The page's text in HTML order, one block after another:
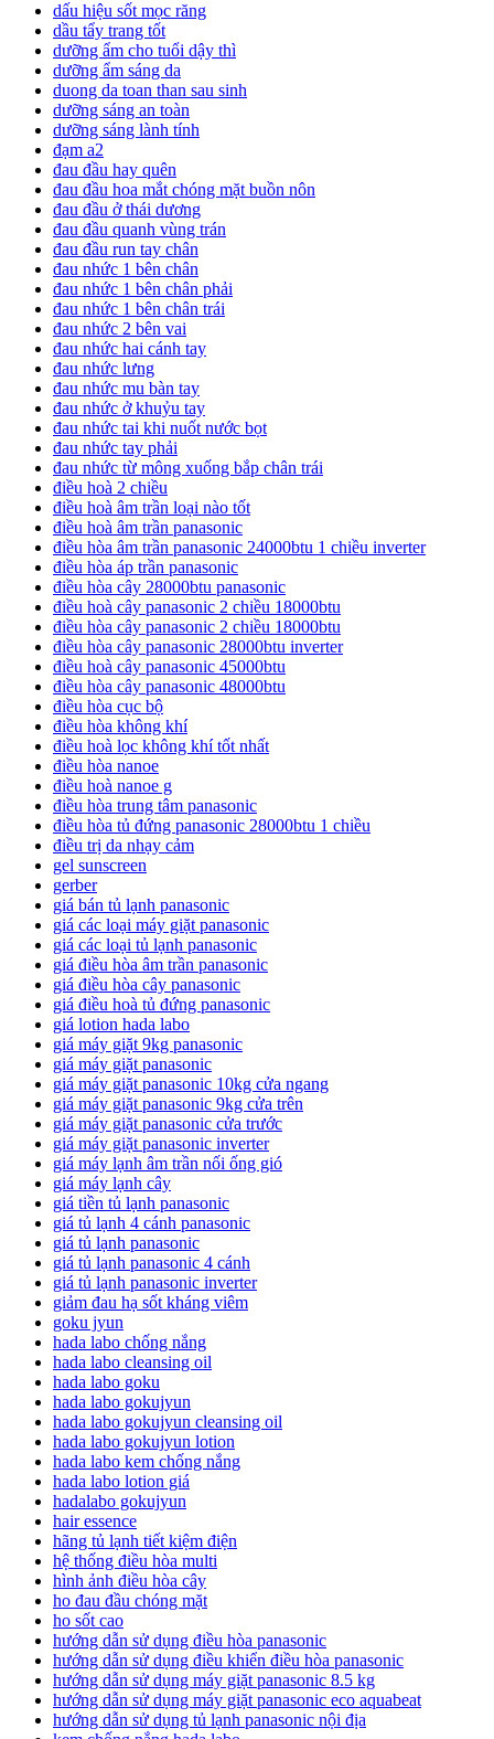
dấu hiệu sốt mọc răng
dầu tẩy trang tốt
dưỡng ẩm cho tuổi dậy thì
dưỡng ẩm sáng da
duong da toan than sau sinh
dưỡng sáng an toàn
dưỡng sáng lành tính
đạm a2
đau đầu hay quên
đau đầu hoa mắt chóng mặt buồn nôn
đau đầu ở thái dương
đau đầu quanh vùng trán
đau đầu run tay chân
đau nhức 1 bên chân
đau nhức 1 bên chân phải
đau nhức 1 bên chân trái
đau nhức 2 bên vai
đau nhức hai cánh tay
đau nhức lưng
đau nhức mu bàn tay
đau nhức ở khuỷu tay
đau nhức tai khi nuốt nước bọt
đau nhức tay phải
đau nhức từ mông xuống bắp chân trái
điều hoà 2 chiều
điều hoà âm trần loại nào tốt
điều hoà âm trần panasonic
điều hòa âm trần panasonic 24000btu 1 chiều inverter
điều hòa áp trần panasonic
điều hòa cây 28000btu panasonic
điều hoà cây panasonic 2 chiều 18000btu
điều hòa cây panasonic 2 chiều 18000btu
điều hòa cây panasonic 28000btu inverter
điều hoà cây panasonic 45000btu
điều hòa cây panasonic 48000btu
điều hòa cục bộ
điều hòa không khí
điều hoà lọc không khí tốt nhất
điều hòa nanoe
điều hoà nanoe g
điều hòa trung tâm panasonic
điều hòa tủ đứng panasonic 28000btu 1 chiều
điều trị da nhạy cảm
gel sunscreen
gerber
giá bán tủ lạnh panasonic
giá các loại máy giặt panasonic
giá các loại tủ lạnh panasonic
giá điều hòa âm trần panasonic
giá điều hòa cây panasonic
giá điều hoà tủ đứng panasonic
giá lotion hada labo
giá máy giặt 9kg panasonic
giá máy giặt panasonic
giá máy giặt panasonic 10kg cửa ngang
giá máy giặt panasonic 9kg cửa trên
giá máy giặt panasonic cửa trước
giá máy giặt panasonic inverter
giá máy lạnh âm trần nối ống gió
giá máy lạnh cây
giá tiền tủ lạnh panasonic
giá tủ lạnh 4 cánh panasonic
giá tủ lạnh panasonic
giá tủ lạnh panasonic 4 cánh
giá tủ lạnh panasonic inverter
giảm đau hạ sốt kháng viêm
goku jyun
hada labo chống nắng
hada labo cleansing oil
hada labo goku
hada labo gokujyun
hada labo gokujyun cleansing oil
hada labo gokujyun lotion
hada labo kem chống nắng
hada labo lotion giá
hadalabo gokujyun
hair essence
hãng tủ lạnh tiết kiệm điện
hệ thống điều hòa multi
hình ảnh điều hòa cây
ho đau đầu chóng mặt
ho sốt cao
hướng dẫn sử dụng điều hòa panasonic
hướng dẫn sử dụng điều khiển điều hòa panasonic
hướng dẫn sử dụng máy giặt panasonic 8.5 kg
hướng dẫn sử dụng máy giặt panasonic eco aquabeat
hướng dẫn sử dụng tủ lạnh panasonic nội địa